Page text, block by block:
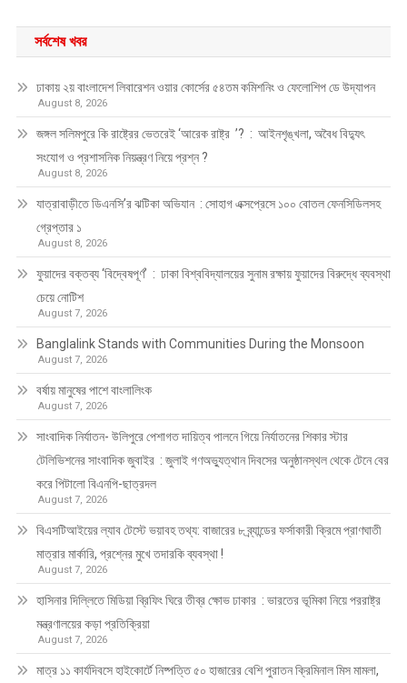
সর্বশেষ খবর
ঢাকায় ২য় বাংলাদেশ লিবারেশন ওয়ার কোর্সের ৫৪তম কমিশনিং ও ফেলোশিপ ডে উদ্‌যাপন
August 8, 2026
জঙ্গল সলিমপুরে কি রাষ্ট্রের ভেতরেই ‘আরেক রাষ্ট্র ’? : আইনশৃঙ্খলা, অবৈধ বিদ্যুৎ
সংযোগ ও প্রশাসনিক নিয়ন্ত্রণ নিয়ে প্রশ্ন ?
August 8, 2026
যাত্রাবাড়ীতে ডিএনসি’র ঝটিকা অভিযান : সোহাগ এক্সপ্রেসে ১০০ বোতল ফেনসিডিলসহ
গ্রেপ্তার ১
August 8, 2026
ফুয়াদের বক্তব্য ‘বিদ্বেষপূর্ণ’ : ঢাকা বিশ্ববিদ্যালয়ের সুনাম রক্ষায় ফুয়াদের বিরুদ্ধে ব্যবস্থা
চেয়ে নোটিশ
August 7, 2026
Banglalink Stands with Communities During the Monsoon
August 7, 2026
বর্ষায় মানুষের পাশে বাংলালিংক
August 7, 2026
সাংবাদিক নির্যাতন- উলিপুরে পেশাগত দায়িত্ব পালনে গিয়ে নির্যাতনের শিকার স্টার
টেলিভিশনের সাংবাদিক জুবাইর : জুলাই গণঅভ্যুত্থান দিবসের অনুষ্ঠানস্থল থেকে টেনে বের
করে পিটালো বিএনপি-ছাত্রদল
August 7, 2026
বিএসটিআইয়ের ল্যাব টেস্টে ভয়াবহ তথ্য: বাজারের ৮ ব্র্যান্ডের ফর্সাকারী ক্রিমে প্রাণঘাতী
মাত্রার মার্কারি, প্রশ্নের মুখে তদারকি ব্যবস্থা !
August 7, 2026
হাসিনার দিল্লিতে মিডিয়া ব্রিফিং ঘিরে তীব্র ক্ষোভ ঢাকার : ভারতের ভূমিকা নিয়ে পররাষ্ট্র
মন্ত্রণালয়ের কড়া প্রতিক্রিয়া
August 7, 2026
মাত্র ১১ কার্যদিবসে হাইকোর্টে নিষ্পত্তি ৫০ হাজারের বেশি পুরাতন ক্রিমিনাল মিস মামলা,